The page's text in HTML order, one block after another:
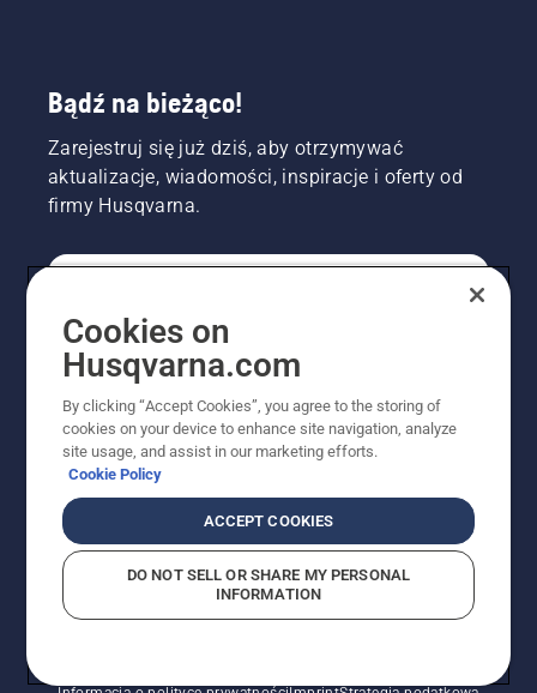
Bądź na bieżąco!
Zarejestruj się już dziś, aby otrzymywać
aktualizacje, wiadomości, inspiracje i oferty od
firmy Husqvarna.
PROFESJONALISTA
Cookies on
Husqvarna.com
By clicking “Accept Cookies”, you agree to the storing of
cookies on your device to enhance site navigation, analyze
site usage, and assist in our marketing efforts.
Cookie Policy
ACCEPT COOKIES
DO NOT SELL OR SHARE MY PERSONAL
INFORMATION